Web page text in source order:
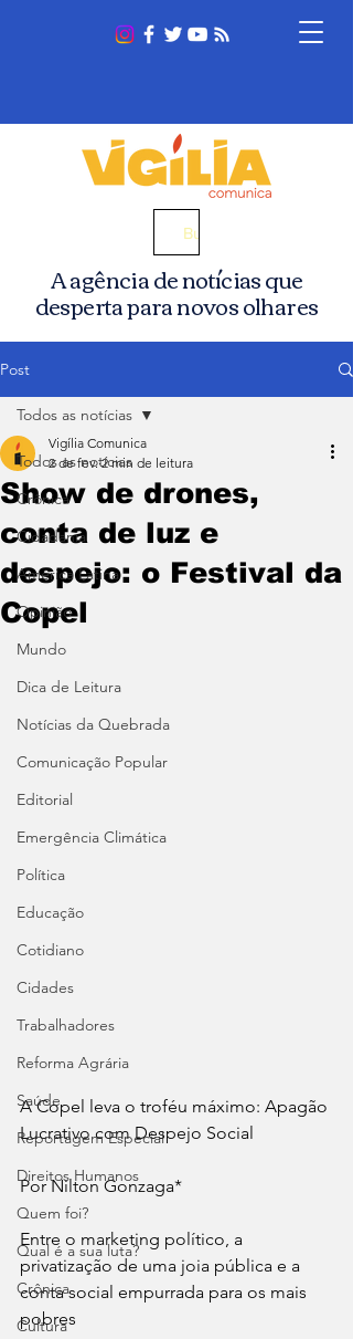
A agência de notícias que
desperta para novos olhares
Busca
Post
Todos as notícias
Crônica
Cidadania
América Latina
Opinião
Mundo
Dica de Leitura
Notícias da Quebrada
Comunicação Popular
Editorial
Emergência Climática
Política
Educação
Cotidiano
Cidades
Trabalhadores
Reforma Agrária
Saúde
Reportagem Especial
Direitos Humanos
Quem foi?
Qual é a sua luta?
Crônica
Cultura
Todos as notícias
Show de drones,
conta de luz e
despejo: o Festival da
Copel
Vigília Comunica
2 de fev. 2 min de leitura
A Copel leva o troféu máximo: Apagão
Lucrativo com Despejo Social
Por Nilton Gonzaga*
Entre o marketing político, a
privatização de uma joia pública e a
conta social empurrada para os mais
pobres